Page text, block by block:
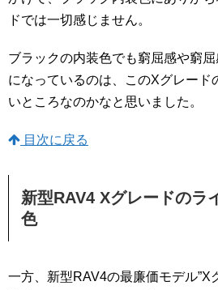
ドでは一切感じません。
ブラックの内装色でも窮屈感や窮
になっているのは、このXグレード
いところなのかなと思いました。
目次に戻る
新型RAV4 Xグレードのラ
色
一方、新型RAV4の最廉価モデル”X